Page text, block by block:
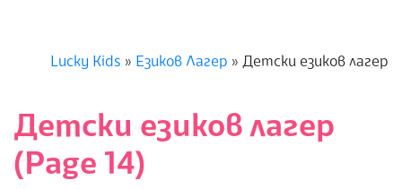
Y
K
Lucky Kids » Езиков Лагер » Детски езиков лагер
Детски езиков лагер
(Page 14)